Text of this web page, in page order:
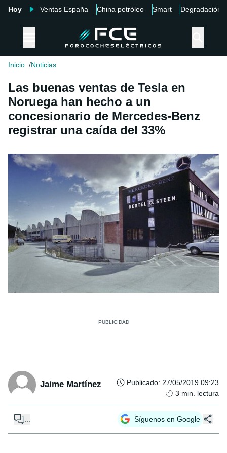
Hoy Ventas España China petróleo Smart Degradación
Inicio Noticias
Las buenas ventas de Tesla en
Noruega han hecho a un
concesionario de Mercedes-Benz
registrar una caída del 33%
Jaime Martínez Publicado: 27/05/2019 09:23
3 min. lectura
Síguenos en Google